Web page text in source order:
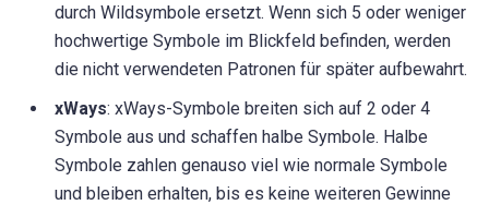
durch Wildsymbole ersetzt. Wenn sich 5 oder weniger
hochwertige Symbole im Blickfeld befinden, werden
die nicht verwendeten Patronen für später aufbewahrt.
xWays: xWays-Symbole breiten sich auf 2 oder 4
Symbole aus und schaffen halbe Symbole. Halbe
Symbole zahlen genauso viel wie normale Symbole
und bleiben erhalten, bis es keine weiteren Gewinne